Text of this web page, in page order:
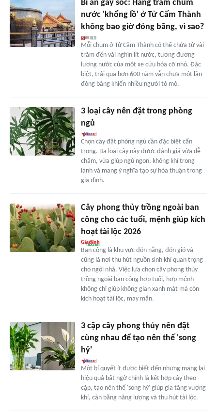
Bí ẩn gây sốc: Hàng trăm chum
nước 'khổng lồ' ở Tử Cấm Thành
không bao giờ đóng băng, vì sao?
Mỗi chum ở Tử Cấm Thành có thể chứa từ vài
trăm đến vài nghìn lít nước, tương đương
lượng nước của một xe cứu hỏa cỡ nhỏ. Đặc
biệt, trải qua hơn 600 năm vẫn chưa một lần
đóng băng khiến nhiều người tò mò.
3 loại cây nên đặt trong phòng
ngủ
Chọn cây đặt phòng ngủ cần đặc biệt cẩn
trọng. Ba loại cây này được đánh giá vừa dễ
chăm, vừa giúp ngủ ngon, không khí trong
lành và mang ý nghĩa tạo sự hòa thuận trong
gia đình.
Cây phong thủy trồng ngoài ban
công cho các tuổi, mệnh giúp kích
hoạt tài lộc 2026
Ban công là khu vực đón nắng, đón gió và
cũng là nơi thu hút nguồn sinh khí quan trọng
cho ngôi nhà. Việc lựa chọn cây phong thủy
trồng ngoài ban công hợp tuổi, hợp mệnh
không chỉ giúp không gian xanh mát mà còn
kích hoạt tài lộc, may mắn.
3 cặp cây phong thủy nên đặt
cùng nhau để tạo nên thế 'song
hỷ'
Một bí quyết ít được biết đến nhưng mang lại
hiệu quả bất ngờ chính là kết hợp cây theo
cặp, tạo nên thế 'song hỷ' giúp gia tăng vượng
khí, cân bằng năng lượng và thu hút tài lộc.